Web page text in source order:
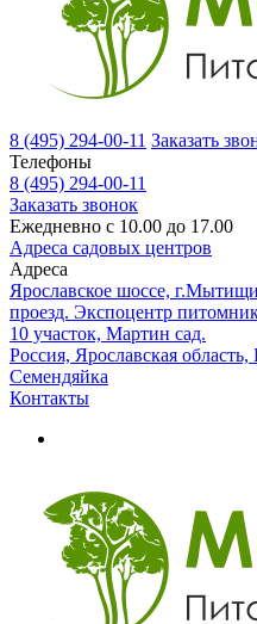
8 (495) 294-00-11 Заказать
Телефоны
8 (495) 294-00-11
Заказать звонок
Ежедневно с 10.00 до 17.00
Адреса садовых центров
Адреса
Ярославское шоссе,
проезд. Экспоцентр
10 участок, Мартин сад.
Россия, Ярославская
Семендяйка
Контакты